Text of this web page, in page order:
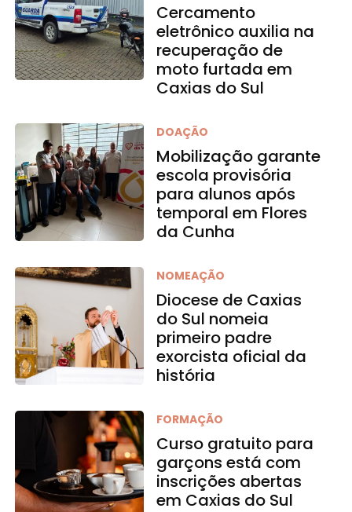
Cercamento
eletrônico auxilia na
recuperação de
moto furtada em
Caxias do Sul
DOAÇÃO
Mobilização garante
escola provisória
para alunos após
temporal em Flores
da Cunha
NOMEAÇÃO
Diocese de Caxias
do Sul nomeia
primeiro padre
exorcista oficial da
história
FORMAÇÃO
Curso gratuito para
garçons está com
inscrições abertas
em Caxias do Sul